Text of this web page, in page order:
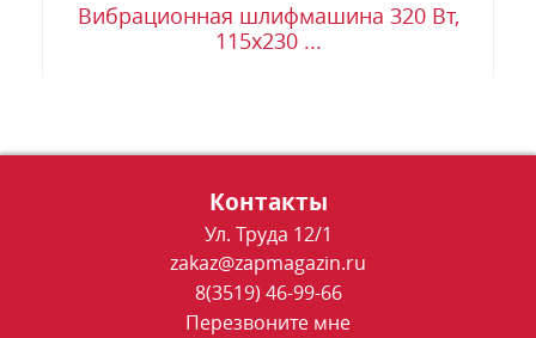
Вибрационная шлифмашина 320 Вт,
115x230 ...
Контакты
Ул. Труда 12/1
zakaz@zapmagazin.ru
8(3519) 46-99-66
Перезвоните мне